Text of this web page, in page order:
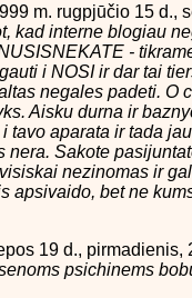
m. rugpjūčio 15 d.,
kad interne blogiau
-
i NOSI ir dar tai
negales padeti. O
Aisku durna ir
tavo aparata ir tada
nera. Sakote
nezinomas ir
apsivaido, bet ne
19 d., pirmadienis,
psichinems